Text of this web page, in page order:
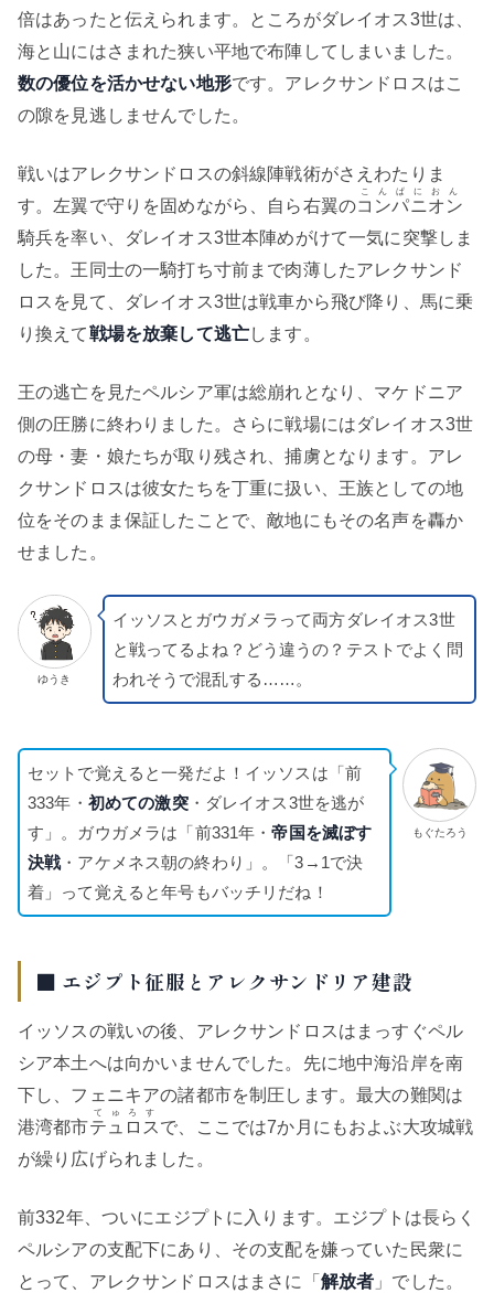
倍はあったと伝えられます。ところがダレイオス3世は、
海と山にはさまれた狭い平地で布陣してしまいました。
数の優位を活かせない地形です。アレクサンドロスはこ
の隙を見逃しませんでした。
戦いはアレクサンドロスの斜線陣戦術がさえわたりま
す。左翼で守りを固めながら、自ら右翼のコンパニオン
こんぱにおん
騎兵を率い、ダレイオス3世本陣めがけて一気に突撃しま
した。王同士の一騎打ち寸前まで肉薄したアレクサンド
ロスを見て、ダレイオス3世は戦車から飛び降り、馬に乗
り換えて戦場を放棄して逃亡します。
王の逃亡を見たペルシア軍は総崩れとなり、マケドニア
側の圧勝に終わりました。さらに戦場にはダレイオス3世
の母・妻・娘たちが取り残され、捕虜となります。アレ
クサンドロスは彼女たちを丁重に扱い、王族としての地
位をそのまま保証したことで、敵地にもその名声を轟か
せました。
ゆうき
イッソスとガウガメラって両方ダレイオス3世
と戦ってるよね？どう違うの？テストでよく問
われそうで混乱する……。
もぐたろう
セットで覚えると一発だよ！イッソスは「前
333年・ 初めての激突・ダレイオス3世を逃が
す」。ガウガメラは「前331年・帝国を滅ぼす
決戦・アケメネス朝の終わり」。「3→1で決
着」って覚えると年号もバッチリだね！
■ エジプト征服とアレクサンドリア建設
イッソスの戦いの後、アレクサンドロスはまっすぐペル
シア本土へは向かいませんでした。先に地中海沿岸を南
下し、フェニキアの諸都市を制圧します。最大の難関は
港湾都市テュロス
てゅろす
で、ここでは7か月にもおよぶ大攻城戦
が繰り広げられました。
前332年、ついにエジプトに入ります。エジプトは長らく
ペルシアの支配下にあり、その支配を嫌っていた民衆に
とって、アレクサンドロスはまさに「 解放者 」でした。